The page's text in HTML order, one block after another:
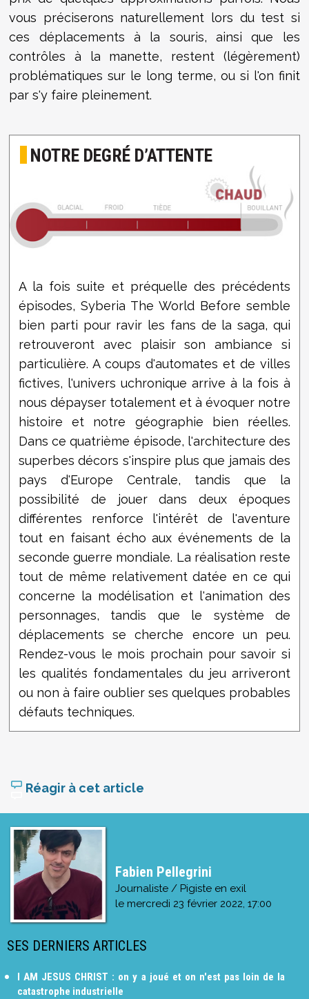
vous préciserons naturellement lors du test si
ces déplacements à la souris, ainsi que les
contrôles à la manette, restent (légèrement)
problématiques sur le long terme, ou si l'on finit
par s'y faire pleinement.
NOTRE DEGRÉ D’ATTENTE
A la fois suite et préquelle des précédents
épisodes, Syberia The World Before semble
bien parti pour ravir les fans de la saga, qui
retrouveront avec plaisir son ambiance si
particulière. A coups d'automates et de villes
fictives, l'univers uchronique arrive à la fois à
nous dépayser totalement et à évoquer notre
histoire et notre géographie bien réelles.
Dans ce quatrième épisode, l'architecture des
superbes décors s'inspire plus que jamais des
pays d'Europe Centrale, tandis que la
possibilité de jouer dans deux époques
différentes renforce l'intérêt de l'aventure
tout en faisant écho aux événements de la
seconde guerre mondiale. La réalisation reste
tout de même relativement datée en ce qui
concerne la modélisation et l'animation des
personnages, tandis que le système de
déplacements se cherche encore un peu.
Rendez-vous le mois prochain pour savoir si
les qualités fondamentales du jeu arriveront
ou non à faire oublier ses quelques probables
défauts techniques.
Réagir à cet article
Fabien Pellegrini
Journaliste / Pigiste en exil
le mercredi 23 février 2022, 17:00
SES DERNIERS ARTICLES
I AM JESUS CHRIST : on y a joué et on n'est pas loin de la
catastrophe industrielle